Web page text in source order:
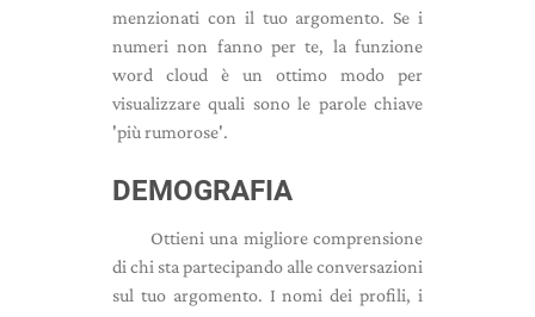
menzionati con il tuo argomento. Se i
numeri non fanno per te, la funzione
word cloud è un ottimo modo per
visualizzare quali sono le parole chiave
'più rumorose'.
DEMOGRAFIA
Ottieni una migliore comprensione
di chi sta partecipando alle conversazioni
sul tuo argomento. I nomi dei profili, i